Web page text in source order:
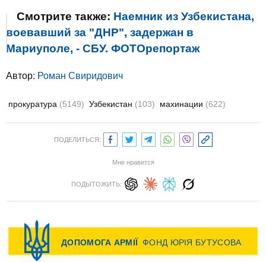
Смотрите также: Наемник из Узбекистана,
воевавший за "ДНР", задержан в
Мариуполе, - СБУ. ФОТОрепортаж
Автор: Роман Свиридович
прокуратура (5149) Узбекистан (103) махинации (622)
ПОДЕЛИТЬСЯ:
Мне нравится
ПОДЫТОЖИТЬ: